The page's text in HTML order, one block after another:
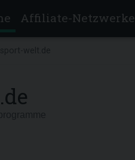
Affiliate-Netzwerke